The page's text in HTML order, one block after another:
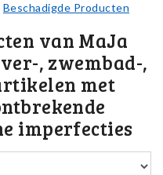
Beschadigde Producten
van MaJa
, zwembad-,
met
imperfecties